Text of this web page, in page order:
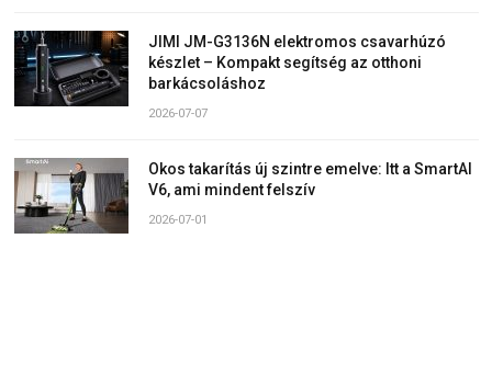
JIMI JM-G3136N elektromos csavarhúzó
készlet – Kompakt segítség az otthoni
barkácsoláshoz
2026-07-07
Okos takarítás új szintre emelve: Itt a SmartAI
V6, ami mindent felszív
2026-07-01